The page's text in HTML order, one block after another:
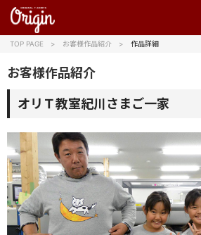
TOP PAGE お客様作品紹介 作品詳細
お客様作品紹介
オリＴ教室紀川さまご一家